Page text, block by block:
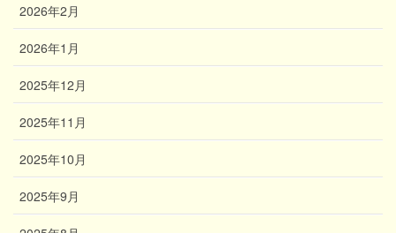
2026年2月
2026年1月
2025年12月
2025年11月
2025年10月
2025年9月